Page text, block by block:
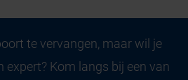
te vervangen, maar wil je
expert? Kom langs bij een van